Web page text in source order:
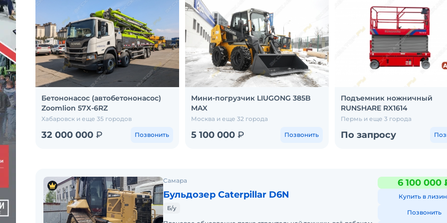
Бетононасос (автобетононасос)
Zoomlion 57X-6RZ
Хабаровск и еще 35 городов
32 000 000 ₽ Позвонить
Мини-погрузчик LIUGONG 385B
MAX
Москва и еще 32 города
5 100 000 ₽ Позвонить
Подъемник ножничный
RUNSHARE RX1614
Пермь и еще 3 города
По запросу
Самара
Бульдозер Caterpillar D6N
Б/у
6 100 000
Купить в
Позвонить